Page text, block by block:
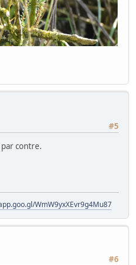
#5
par contre.
WmW9yxXEvr9g4Mu87
#6